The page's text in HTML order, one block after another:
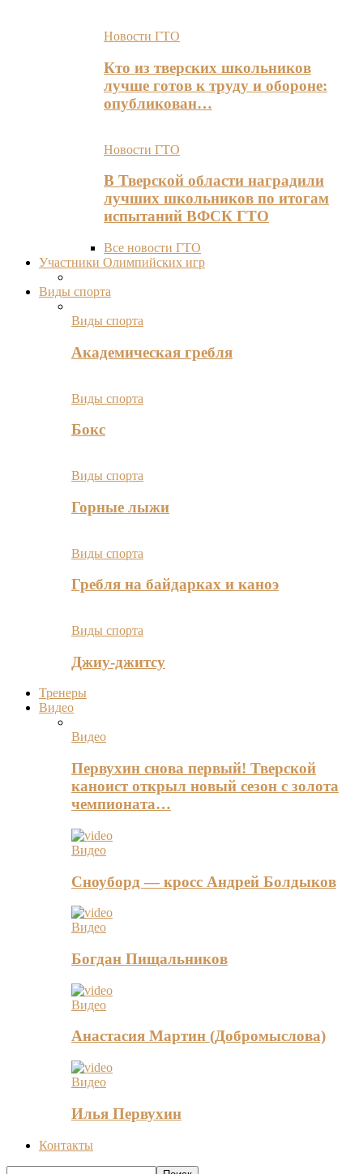
Новости ГТО
Кто из тверских школьников
лучше готов к труду и обороне:
опубликован…
Новости ГТО
В Тверской области наградили
лучших школьников по итогам
испытаний ВФСК ГТО
Все новости ГТО
Участники Олимпийских игр
Виды спорта
Виды спорта
Академическая гребля
Виды спорта
Бокс
Виды спорта
Горные лыжи
Виды спорта
Гребля на байдарках и каноэ
Виды спорта
Джиу-джитсу
Тренеры
Видео
Видео
Первухин снова первый! Тверской
каноист открыл новый сезон с золота
чемпионата…
Видео
Сноуборд — кросс Андрей Болдыков
Видео
Богдан Пищальников
Видео
Анастасия Мартин (Добромыслова)
Видео
Илья Первухин
Контакты